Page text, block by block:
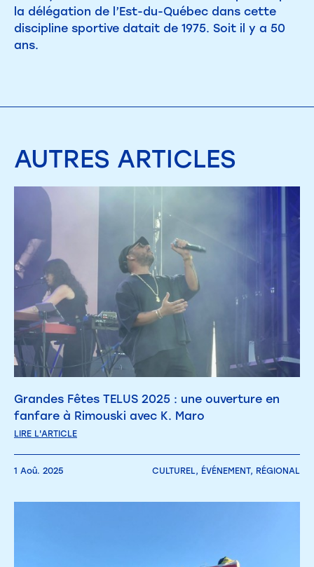
la délégation de l’Est-du-Québec dans cette
discipline sportive datait de 1975. Soit il y a 50
ans.
AUTRES ARTICLES
Grandes Fêtes TELUS 2025 : une ouverture en
fanfare à Rimouski avec K. Maro
LIRE L'ARTICLE
1 Aoû. 2025 CULTUREL, ÉVÉNEMENT, RÉGIONAL